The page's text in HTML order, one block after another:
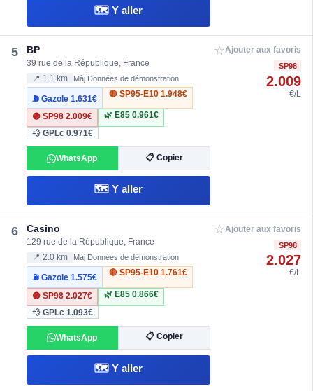
🗺️ Y aller
5 BP
39 rue de la République, France
📍 1.1 km Màj Données de démonstration
⛽ Gazole1.631€
🔴 SP95-E10 1.948€
🟣 SP982.009€ 🌿 E85 0.961€
💨 GPLc0.971€
WhatsApp 📋 Copier
🗺️ Y aller
☆Ajouter aux favoris
SP98
2.009
€/L
6 Casino
129 rue de la République, France
📍 2.0 km Màj Données de démonstration
⛽ Gazole1.575€
🔴 SP95-E10 1.761€
🟣 SP982.027€ 🌿 E85 0.866€
💨 GPLc1.093€
WhatsApp 📋 Copier
🗺️ Y aller
☆Ajouter aux favoris
SP98
2.027
€/L